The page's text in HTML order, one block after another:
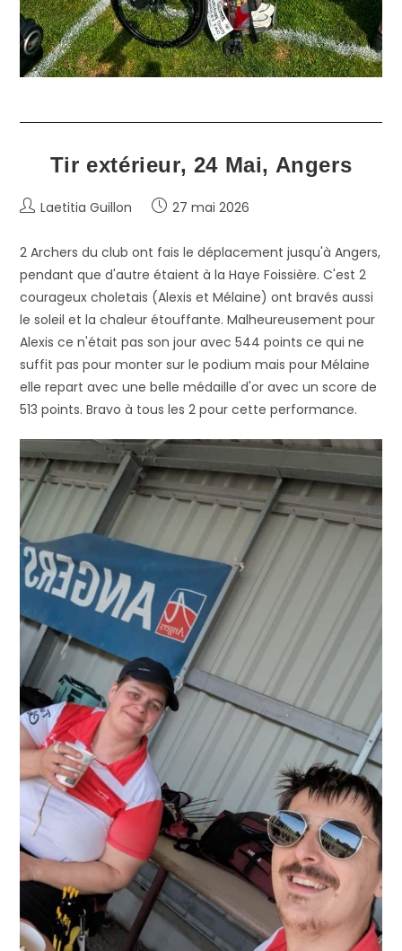
Tir extérieur, 24 Mai, Angers
Auteur/autrice
la
publication :
Laetitia Guillon
Publication
27 mai 2026
2 Archers du club ont fais le déplacement jusqu'à Angers,
pendant que d'autre étaient à la Haye Foissière. C'est 2
courageux choletais (Alexis et Mélaine) ont bravés aussi
le soleil et la chaleur étouffante. Malheureusement pour
Alexis ce n'était pas son jour avec 544 points ce qui ne
suffit pas pour monter sur le podium mais pour Mélaine
elle repart avec une belle médaille d'or avec un score de
513 points. Bravo à tous les 2 pour cette performance.